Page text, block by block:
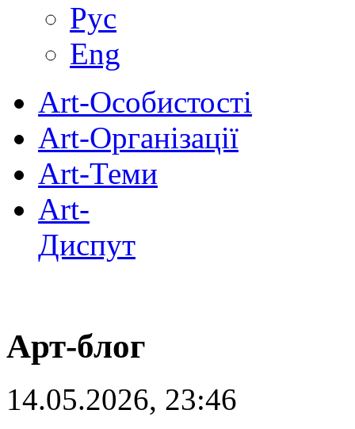
Рус
Eng
Art-Особистості
Art-Організації
Art-Теми
Art-
Диспут
Арт-блог
14.05.2026, 23:46